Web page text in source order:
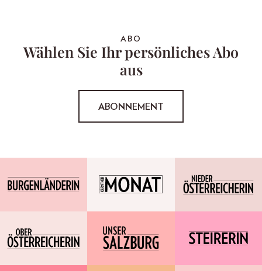
ABO
Wählen Sie Ihr persönliches Abo
aus
ABONNEMENT